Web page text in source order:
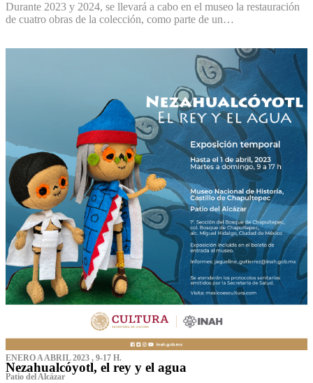
Durante 2023 y 2024, se llevará a cabo en el museo la restauración
de cuatro obras de la colección, como parte de un…
ENERO A ABRIL 2023 , 9-17 H.
Nezahualcóyotl, el rey y el agua
Patio del Alcázar